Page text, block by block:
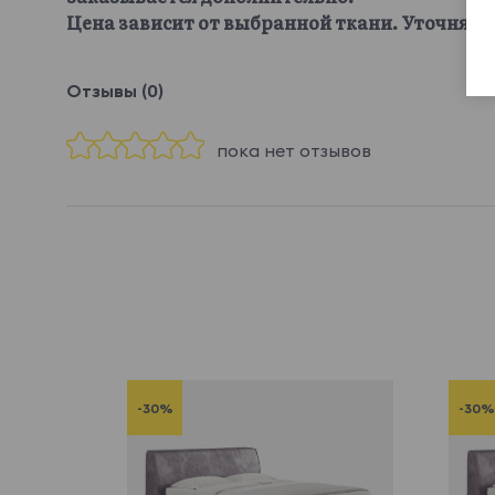
Цена зависит от выбранной ткани.
Отзывы (0)
пока нет отзывов
-30% -30%